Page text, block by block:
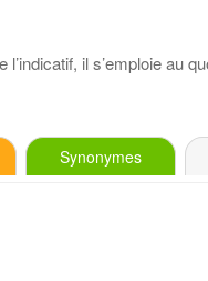
l’indicatif, il s’emploie au
Synonymes